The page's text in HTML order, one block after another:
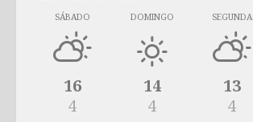
SÁBADO
16
4
DOMINGO
14
4
SEGUNDA
13
4